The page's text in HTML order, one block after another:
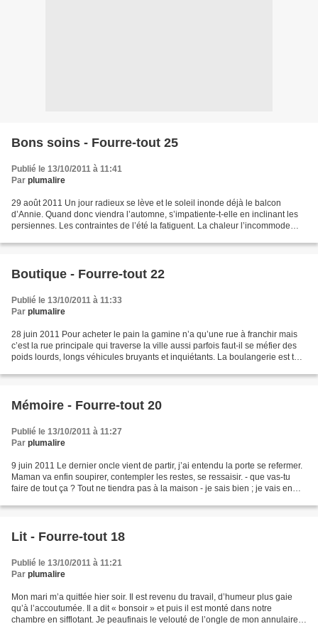
Bons soins - Fourre-tout 25
Publié le 13/10/2011 à 11:41
Par plumalire
29 août 2011 Un jour radieux se lève et le soleil inonde déjà le balcon
d’Annie. Quand donc viendra l’automne, s’impatiente-t-elle en inclinant les
persiennes. Les contraintes de l’été la fatiguent. La chaleur l’incommode
Boutique - Fourre-tout 22
Publié le 13/10/2011 à 11:33
Par plumalire
28 juin 2011 Pour acheter le pain la gamine n’a qu’une rue à franchir mais
c’est la rue principale qui traverse la ville aussi parfois faut-il se méfier des
poids lourds, longs véhicules bruyants et inquiétants. La boulangerie est tout
Mémoire - Fourre-tout 20
Publié le 13/10/2011 à 11:27
Par plumalire
9 juin 2011 Le dernier oncle vient de partir, j’ai entendu la porte se refermer.
Maman va enfin soupirer, contempler les restes, se ressaisir. - que vas-tu
faire de tout ça ? Tout ne tiendra pas à la maison - je sais bien ; je vais en
Lit - Fourre-tout 18
Publié le 13/10/2011 à 11:21
Par plumalire
Mon mari m’a quittée hier soir. Il est revenu du travail, d’humeur plus gaie
qu’à l’accoutumée. Il a dit « bonsoir » et puis il est monté dans notre
chambre en sifflotant. Je peaufinais le velouté de l’ongle de mon annulaire